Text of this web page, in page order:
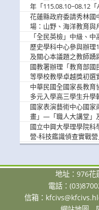
年「115.08.10~08.12
歡迎學生踴躍報名參加
花蓮縣政府委請秀林國
場：山野、海洋教育與
參加
「全民英檢」中級、
歷史學科中心參與辦理
及關心本議題之教師踴
國教署辦理「教育部國
等學校教學卓越獎初選
中華民國全國家長教育
多元入學高三學生升學
國家表演藝術中心國家
畫」—「職人大講堂」
參與。
國立中興大學理學院科
營-科技鑑識偵查實戰
加。
地址：976花
電話：
信箱：